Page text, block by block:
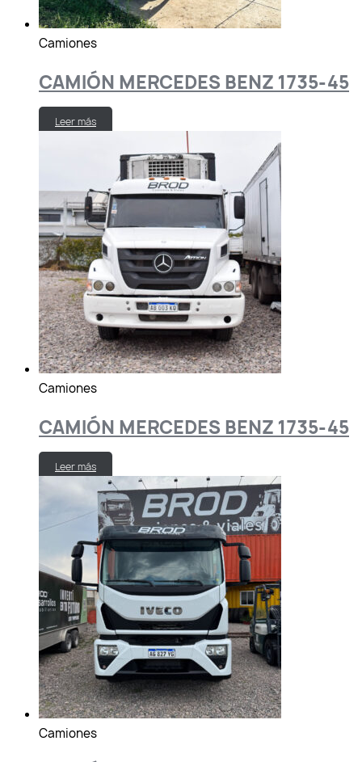
Camiones
CAMIÓN MERCEDES BENZ 1735-45
Leer más
Camiones
CAMIÓN MERCEDES BENZ 1735-45
Leer más
Camiones